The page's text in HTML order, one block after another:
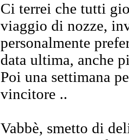
Ci terrei che tutti
viaggio di nozze,
personalmente
data ultima, anche
Poi una settimana
vincitore ..
Vabbè, smetto di